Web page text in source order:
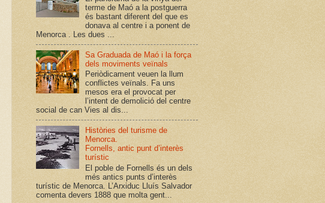
terme de Maó a la postguerra
és bastant diferent del que es
donava al centre i a ponent de
Menorca . Les dues ...
Sa Graduada de Maó i la força
dels moviments veïnals
Periòdicament veuen la llum
conflictes veïnals. Fa uns
mesos era el provocat per
l’intent de demolició del centre
social de can Vies al dis...
Històries del turisme de
Menorca.
Fornells, antic punt d’interès
turístic
El poble de Fornells és un dels
més antics punts d’interès
turístic de Menorca. L’Arxiduc Lluís Salvador
comenta devers 1888 que molta gent...